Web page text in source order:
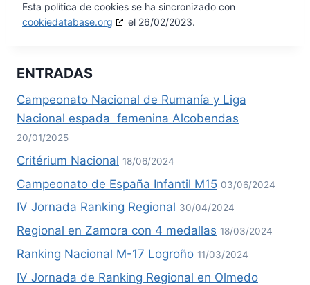
Esta política de cookies se ha sincronizado con
cookiedatabase.org
el 26/02/2023.
ENTRADAS
Campeonato Nacional de Rumanía y Liga
Nacional espada femenina Alcobendas
20/01/2025
Critérium Nacional 18/06/2024
Campeonato de España Infantil M15 03/06/2024
IV Jornada Ranking Regional 30/04/2024
Regional en Zamora con 4 medallas 18/03/2024
Ranking Nacional M-17 Logroño 11/03/2024
IV Jornada de Ranking Regional en Olmedo